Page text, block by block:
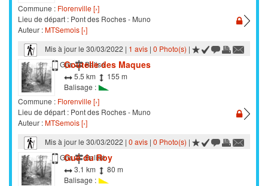
Commune : Florenville [›]
Lieu de départ : Pont des Roches - Muno
Auteur :MTSemois [›]
Mis à jour le 30/03/2022 | 1 avis| 0 Photo(s) |
Marche
Gps Balisé
Goutelle des Maques
5.5 km
155 m
Balisage :
Commune : Florenville [›]
Lieu de départ : Pont des Roches - Muno
Auteur :MTSemois [›]
Mis à jour le 30/03/2022 | 0 avis| 0 Photo(s) |
Marche
Gps Balisé
Gué du Roy
3.1 km
80 m
Balisage :